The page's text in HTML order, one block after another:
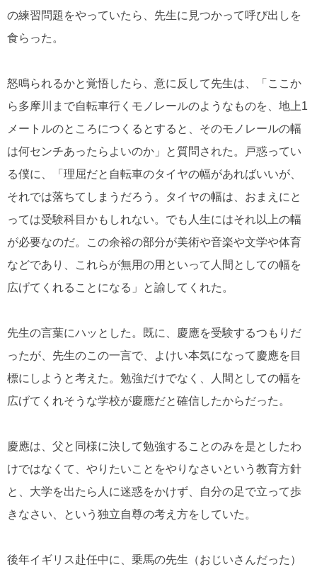
の練習問題をやっていたら、先生に見つかって呼び出しを
食らった。
怒鳴られるかと覚悟したら、意に反して先生は、「ここか
ら多摩川まで自転車行くモノレールのようなものを、地上1
メートルのところにつくるとすると、そのモノレールの幅
は何センチあったらよいのか」と質問された。戸惑ってい
る僕に、「理屈だと自転車のタイヤの幅があればいいが、
それでは落ちてしまうだろう。タイヤの幅は、おまえにと
っては受験科目かもしれない。でも人生にはそれ以上の幅
が必要なのだ。この余裕の部分が美術や音楽や文学や体育
などであり、これらが無用の用といって人間としての幅を
広げてくれることになる」と諭してくれた。
先生の言葉にハッとした。既に、慶應を受験するつもりだ
ったが、先生のこの一言で、よけい本気になって慶應を目
標にしようと考えた。勉強だけでなく、人間としての幅を
広げてくれそうな学校が慶應だと確信したからだった。
慶應は、父と同様に決して勉強することのみを是としたわ
けではなくて、やりたいことをやりなさいという教育方針
と、大学を出たら人に迷惑をかけず、自分の足で立って歩
きなさい、という独立自尊の考え方をしていた。
後年イギリス赴任中に、乗馬の先生（おじいさんだった）